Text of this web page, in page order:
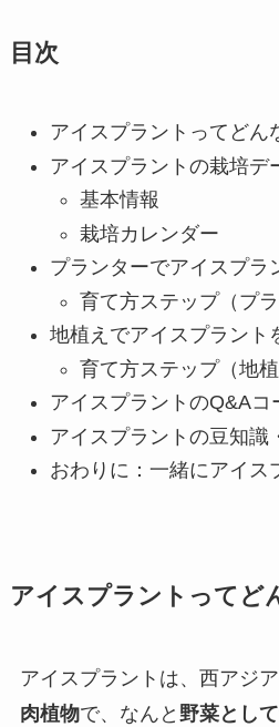
目次
アイスプラントってどん
アイスプラントの栽培デ
基本情報
栽培カレンダー
プランターでアイスプラ
育て方ステップ（プラ
地植えでアイスプラント
育て方ステップ（地植
アイスプラントのQ&Aコ
アイスプラントの豆知識
おわりに：一緒にアイス
アイスプラントってど
アイスプラントは、西アジ
肉植物で、なんと 野菜とし